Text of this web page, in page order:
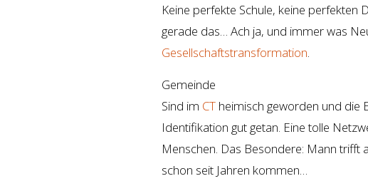
Keine perfekte Schule, keine perfekten
gerade das… Ach ja, und immer was
Gesellschaftstransformation.
Gemeinde
Sind im CT heimisch geworden und die
Identifikation gut getan. Eine tolle
Menschen. Das Besondere: Mann trifft
schon seit Jahren kommen…